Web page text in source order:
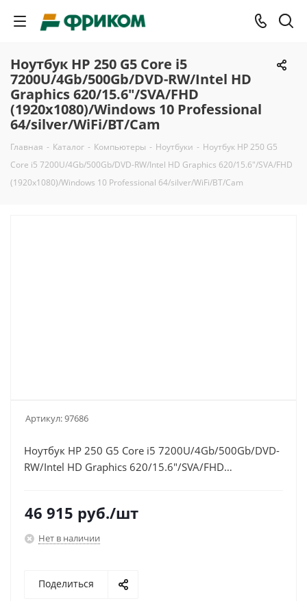
Ноутбук HP 250 G5 Core i5
7200U/4Gb/500Gb/DVD-RW/Intel HD
Graphics 620/15.6"/SVA/FHD
(1920x1080)/Windows 10 Professional
64/silver/WiFi/BT/Cam
Главная - Каталог - Компьютеры - Ноутбуки - Ноутбук HP 250 G5
Core i5 7200U/4Gb/500Gb/DVD-RW/Intel HD Graphics 620/15.6"/SVA/FHD
(1920x1080)/Windows 10 Professional 64/silver/WiFi/BT/Cam
Артикул:97686
Ноутбук HP 250 G5 Core i5 7200U/4Gb/500Gb/DVD-
RW/Intel HD Graphics 620/15.6"/SVA/FHD
46 915 руб./шт
Нет в наличии
Поделиться